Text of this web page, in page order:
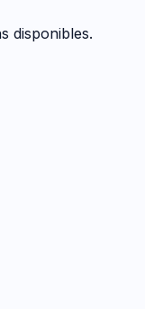
disponibles.